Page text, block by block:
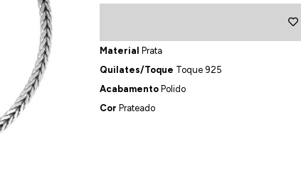
Material Prata
Quilates/Toque Toque 925
AcabamentoPolido
Cor Prateado